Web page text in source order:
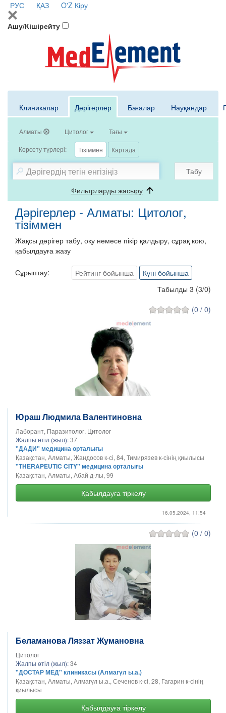
РУС ҚАЗ O'Z Кіру
Ашу/Кішірейту
Клиникалар Дәрігерлер Бағалар Науқандар
Алматы Цитолог Тағы
Көрсету түрлері: Тізіммен Картада
Табу
Фильтрларды жасыру
Дәрігерлер - Алматы: Цитолог,
тізіммен
Жақсы дәрігер табу, оқу немесе пікір қалдыру, сұрақ кою,
қабылдауға жазу
Сұрыптау: Рейтинг бойынша
Күні бойынша
Табылды 3 (3/0)
(0 / 0)
Юраш Людмила Валентиновна
Лаборант, Паразитолог, Цитолог
Жалпы өтіл (жыл):37
"ДАДИ" медицина орталығы
Қазақстан, Алматы, Жандосов к-сі, 84, Тимирязев к-сінің қиылысы
"THERAPEUTIC CITY" медицина орталығы
Қазақстан, Алматы, Абай д-лы, 99
Қабылдауға тіркелу
16.05.2024, 11:54
(0 / 0)
Беламанова Ляззат Жумановна
Цитолог
Жалпы өтіл (жыл):34
"ДОСТАР МЕД" клиникасы (Алмагүл ы.а.)
Қазақстан, Алматы, Алмагүл ы.а., Сеченов к-сі, 28, Гагарин к-сінің
қиылысы
Қабылдауға тіркелу